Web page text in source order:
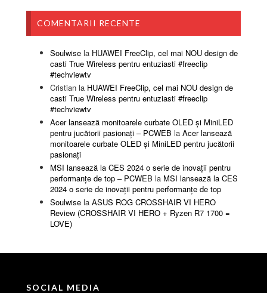
COMENTARII RECENTE
Soulwise la HUAWEI FreeClip, cel mai NOU design de
casti True Wireless pentru entuziasti #freeclip
#techviewtv
Cristian la HUAWEI FreeClip, cel mai NOU design de
casti True Wireless pentru entuziasti #freeclip
#techviewtv
Acer lansează monitoarele curbate OLED și MiniLED
pentru jucătorii pasionați – PCWEB la Acer lansează
monitoarele curbate OLED și MiniLED pentru jucătorii
pasionați
MSI lansează la CES 2024 o serie de inovații pentru
performanțe de top – PCWEB la MSI lansează la CES
2024 o serie de inovații pentru performanțe de top
Soulwise la ASUS ROG CROSSHAIR VI HERO
Review (CROSSHAIR VI HERO + Ryzen R7 1700 =
LOVE)
SOCIAL MEDIA